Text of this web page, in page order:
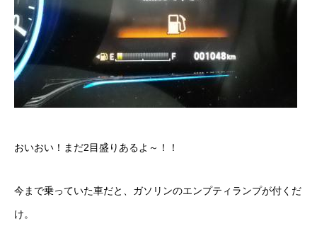
ボディコーティング・艶出し・磨き
部品の取り付け
オイル交換
おいおい！まだ2目盛りあるよ～！！
今まで乗っていた車だと、ガソリンのエンプティランプが付くだ
け。